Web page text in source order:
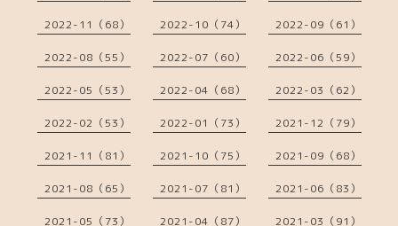
2022-11（68） 2022-10（74） 2022-09（61）
2022-08（55） 2022-07（60） 2022-06（59）
2022-05（53） 2022-04（68） 2022-03（62）
2022-02（53） 2022-01（73） 2021-12（79）
2021-11（81） 2021-10（75） 2021-09（68）
2021-08（65） 2021-07（81） 2021-06（83）
2021-05（73） 2021-04（87） 2021-03（91）